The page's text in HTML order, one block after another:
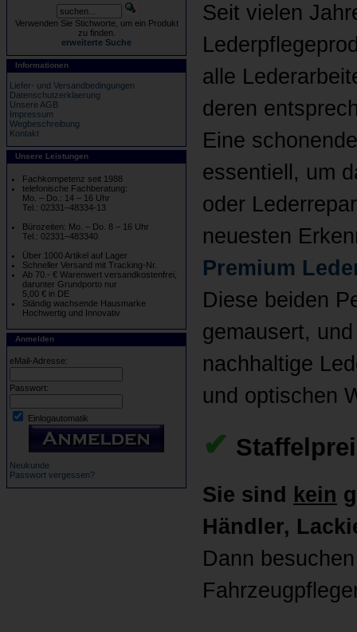
Verwenden Sie Stichworte, um ein Produkt
zu finden.
erweiterte Suche
Informationen
Liefer- und Versandbedingungen
Datenschutzerklaerung
Unsere AGB
Impressum
Wegbeschreibung
Kontakt
Unsere Leistungen
Fachkompetenz seit 1988
telefonische Fachberatung:
Mo. – Do.: 14 – 16 Uhr
Tel.: 02331–48334-13
Bürozeiten: Mo. – Do. 8 – 16 Uhr
Tel.: 02331–483340
Über 1000 Artikel auf Lager
Schneller Versand mit Tracking-Nr.
Ab 70.- € Warenwert versandkostenfrei,
darunter Grundporto nur
5,00 € in DE
Ständig wachsende Hausmarke
Hochwertig und Innovativ
Anmelden
eMail-Adresse:
Passwort:
Einlogautomatik
Neukunde
Passwort vergessen?
Seit vielen
alle
deren
Eine
essentiell, um
oder
neuesten
Premium
Diese beiden
gemausert,
nachhaltige
und optischen
✔
Sie sind kein
Händler,
Dann